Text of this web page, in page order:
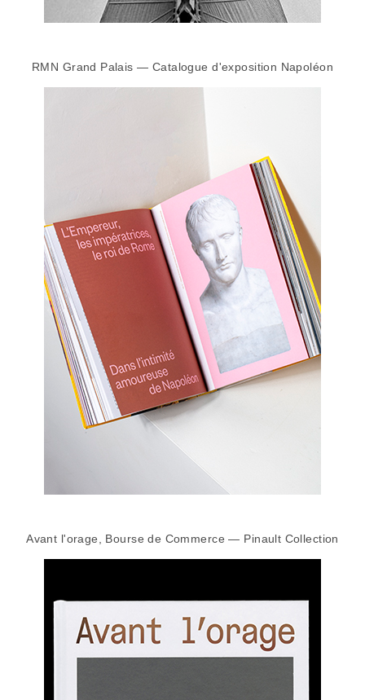
RMN Grand Palais — Catalogue d'exposition Napoléon
Avant l'orage, Bourse de Commerce — Pinault Collection